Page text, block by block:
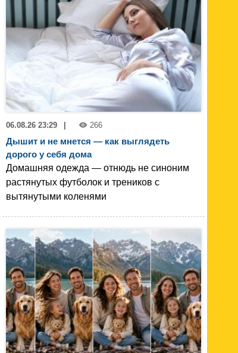
06.08.26 23:29 266
Дышит и не мнется — как выглядеть
дорого у себя дома
Домашняя одежда — отнюдь не синоним
растянутых футболок и треников с
вытянутыми коленями